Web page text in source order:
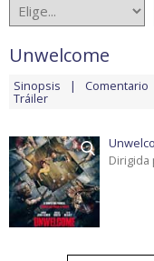
Unwelcome
Sinopsis Comentario
Tráiler
Dirigida